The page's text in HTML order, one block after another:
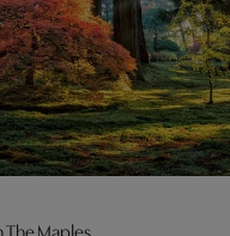
Maples